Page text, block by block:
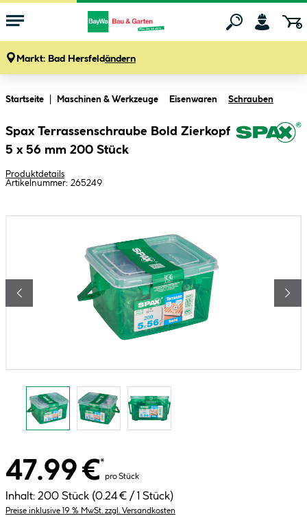
Markt: Bad Hersfeldändern
Startseite Maschinen & Werkzeuge Eisenwaren Schrauben
Spax Terrassenschraube Bold Zierkopf
5 x 56 mm 200 Stück
Produktdetails
Artikelnummer: 265249
47.99 €*
pro Stück
Inhalt: 200 Stück (0.24 € / 1 Stück)
Preise inklusive 19 % MwSt. zzgl. Versandkosten